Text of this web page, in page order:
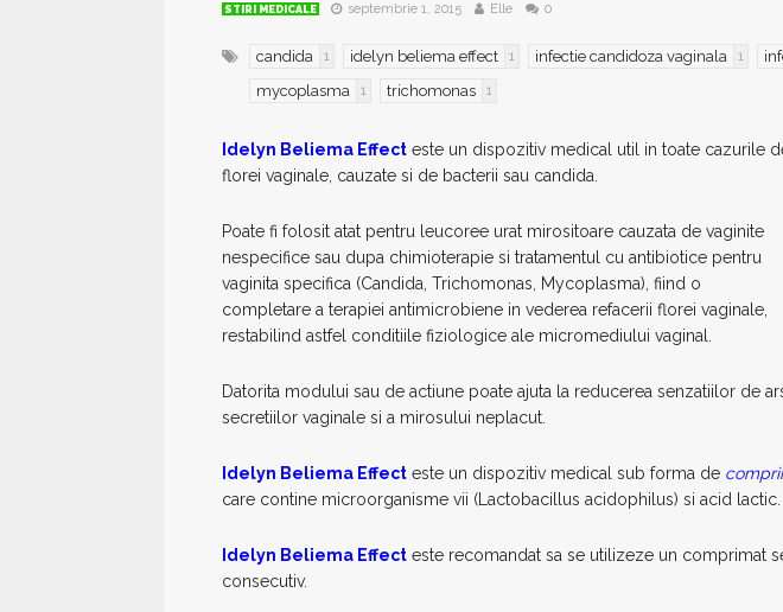
STIRI MEDICALE septembrie 1, 2015 Elle 0
candida 1 idelyn beliema effect 1 infectie candidoza vaginala 1
mycoplasma 1 trichomonas 1
Idelyn Beliema Effect este un dispozitiv medical util in toate cazurile
florei vaginale, cauzate si de bacterii sau candida.
Poate fi folosit atat pentru leucoree urat mirositoare cauzata de vaginite
nespecifice sau dupa chimioterapie si tratamentul cu antibiotice pentru
vaginita specifica (Candida, Trichomonas, Mycoplasma), fiind o
completare a terapiei antimicrobiene in vederea refacerii florei vaginale,
restabilind astfel conditiile fiziologice ale micromediului vaginal.
Datorita modului sau de actiune poate ajuta la reducerea senzatiilor de
secretiilor vaginale si a mirosului neplacut.
Idelyn Beliema Effect este un dispozitiv medical sub forma de
care contine microorganisme vii (Lactobacillus acidophilus) si acid lactic.
Idelyn Beliema Effect este recomandat sa se utilizeze un comprimat
consecutiv.